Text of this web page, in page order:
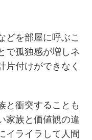
どを部屋に呼ぶこ
で孤独感が増しネ
片付けができなく
と衝突することも
家族と価値観の違
イライラして人間